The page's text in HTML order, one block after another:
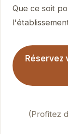
Que ce soit
Réservez
(Profitez